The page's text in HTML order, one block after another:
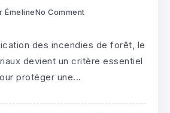
ÉmelineNo Comment
des incendies de forêt, le
devient un critère essentiel
protéger une...